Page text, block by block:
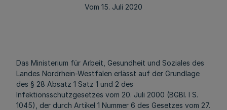
Vom 15. Juli 2020
Das Ministerium für Arbeit, Gesundheit und Soziales des
Landes Nordrhein-Westfalen erlässt auf der Grundlage
des § 28 Absatz 1 Satz 1 und 2 des
Infektionsschutzgesetzes vom 20. Juli 2000 (BGBl. I S.
1045), der durch Artikel 1 Nummer 6 des Gesetzes vom 27.